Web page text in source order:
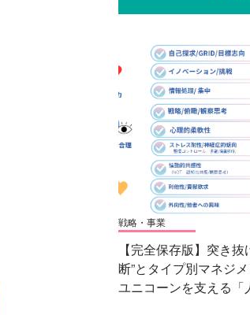
戦略・事業
【完全保存版】突き
断”とタイプ別マネジ
ユニコーンを支える「